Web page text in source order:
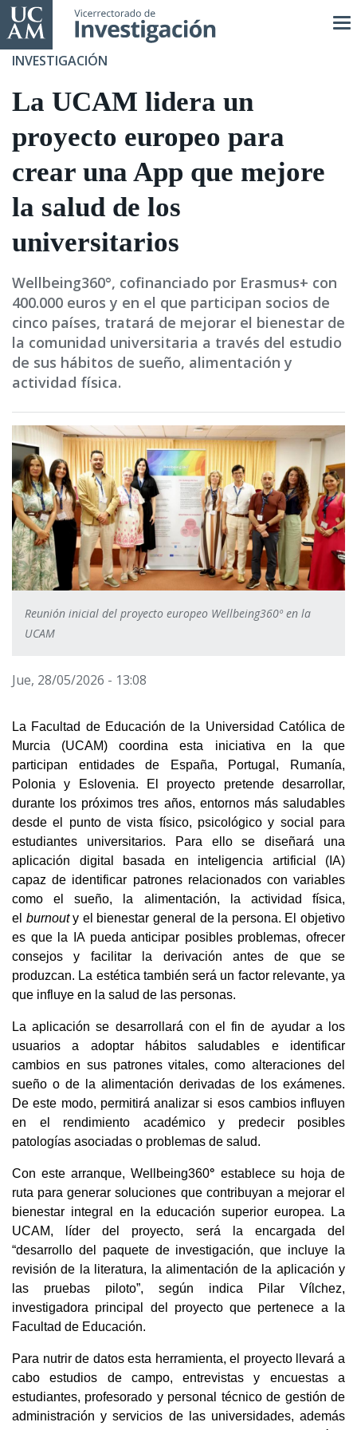
Pasar
al
contenido
INVESTIGACIÓN
La UCAM lidera un
proyecto europeo para
crear una App que mejore
la salud de los
universitarios
Wellbeing360°, cofinanciado por Erasmus+ con
400.000 euros y en el que participan socios de
cinco países, tratará de mejorar el bienestar de
la comunidad universitaria a través del estudio
de sus hábitos de sueño, alimentación y
actividad física.
Reunión inicial del proyecto europeo Wellbeing360º en la
UCAM
Jue, 28/05/2026 - 13:08
La Facultad de Educación de la Universidad Católica de
Murcia (UCAM) coordina esta iniciativa en la que
participan entidades de España, Portugal, Rumanía,
Polonia y Eslovenia. El proyecto pretende desarrollar,
durante los próximos tres años, entornos más saludables
desde el punto de vista físico, psicológico y social para
estudiantes universitarios. Para ello se diseñará una
aplicación digital basada en inteligencia artificial (IA)
capaz de identificar patrones relacionados con variables
como el sueño, la alimentación, la actividad física,
el burnout y el bienestar general de la persona. El objetivo
es que la IA pueda anticipar posibles problemas, ofrecer
consejos y facilitar la derivación antes de que se
produzcan. La estética también será un factor relevante, ya
que influye en la salud de las personas.
La aplicación se desarrollará con el fin de ayudar a los
usuarios a adoptar hábitos saludables e identificar
cambios en sus patrones vitales, como alteraciones del
sueño o de la alimentación derivadas de los exámenes.
De este modo, permitirá analizar si esos cambios influyen
en el rendimiento académico y predecir posibles
patologías asociadas o problemas de salud.
Con este arranque, Wellbeing360° establece su hoja de
ruta para generar soluciones que contribuyan a mejorar el
bienestar integral en la educación superior europea. La
UCAM, líder del proyecto, será la encargada del
“desarrollo del paquete de investigación, que incluye la
revisión de la literatura, la alimentación de la aplicación y
las pruebas piloto”, según indica Pilar Vílchez,
investigadora principal del proyecto que pertenece a la
Facultad de Educación.
Para nutrir de datos esta herramienta, el proyecto llevará a
cabo estudios de campo, entrevistas y encuestas a
estudiantes, profesorado y personal técnico de gestión de
administración y servicios de las universidades, además